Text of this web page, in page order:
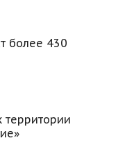
более 430
территории